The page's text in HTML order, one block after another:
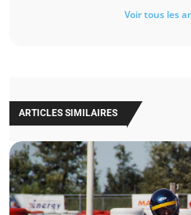
Voir tous les
ARTICLES SIMILAIRES